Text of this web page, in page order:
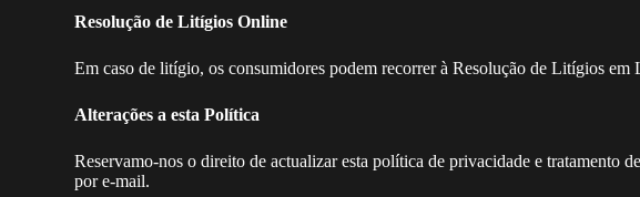
Resolução de Litígios Online
Em caso de litígio, os consumidores podem recorrer à Resolução de Litígios
Alterações a esta Política
Reservamo-nos o direito de actualizar esta política de privacidade e tratamento
por e-mail.